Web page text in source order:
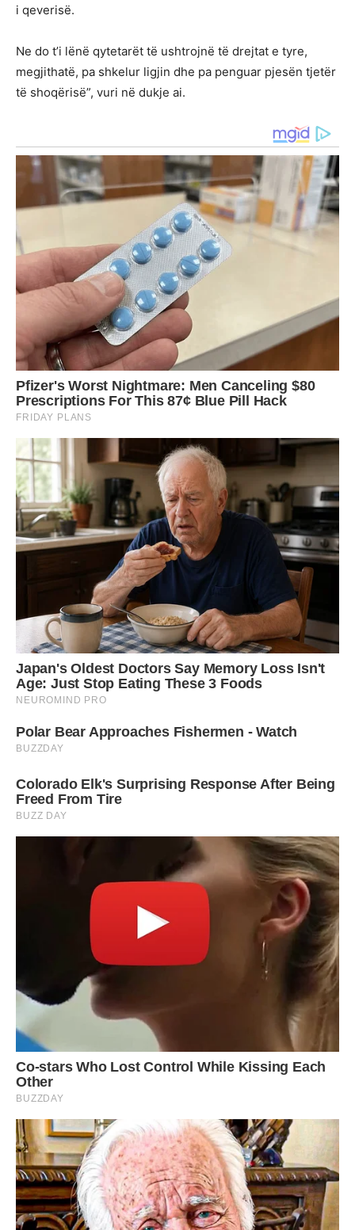
i qeverisë.
Ne do t’i lënë qytetarët të ushtrojnë të drejtat e tyre,
megjithatë, pa shkelur ligjin dhe pa penguar pjesën tjetër
të shoqërisë”, vuri në dukje ai.